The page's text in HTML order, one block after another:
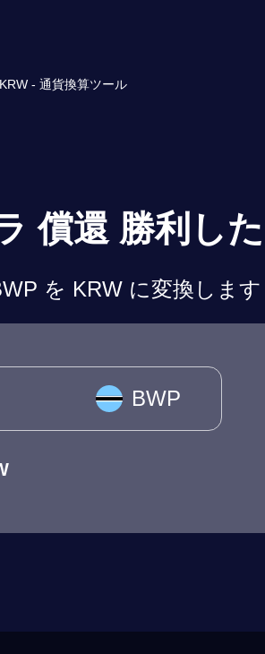
- 通貨換算ツール
償還 勝利し
を KRW に変換します
BWP